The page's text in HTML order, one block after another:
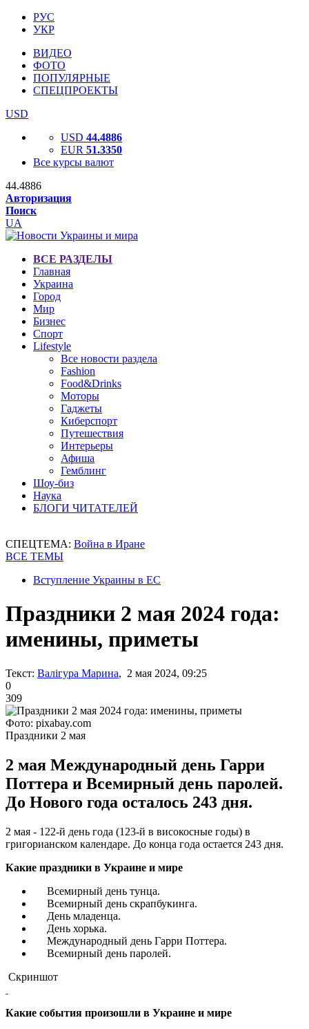
РУС
УКР
ВИДЕО
ФОТО
ПОПУЛЯРНЫЕ
СПЕЦПРОЕКТЫ
USD
USD 44.4886
EUR 51.3350
Все курсы валют
44.4886
Авторизация
Поиск
UA
ВСЕ РАЗДЕЛЫ
Главная
Украина
Город
Мир
Бизнес
Спорт
Lifestyle
Все новости раздела
Fashion
Food&Drinks
Моторы
Гаджеты
Киберспорт
Путешествия
Интерьеры
Афиша
Гемблинг
Шоу-биз
Наука
БЛОГИ ЧИТАТЕЛЕЙ
СПЕЦТЕМА: Война в Иране
ВСЕ ТЕМЫ
Вступление Украины в ЕС
Праздники 2 мая 2024 года:
именины, приметы
Текст: Валігура Марина, 2 мая 2024, 09:25
0
309
Фото: pixabay.com
Праздники 2 мая
2 мая Международный день Гарри
Поттера и Всемирный день паролей.
До Нового года осталось 243 дня.
2 мая - 122-й день года (123-й в високосные годы) в
григорианском календаре. До конца года остается 243 дня.
Какие праздники в Украине и мире
Всемирный день тунца.
Всемирный день скрапбукинга.
День младенца.
День хорька.
Международный день Гарри Поттера.
Всемирный день паролей.
Скриншот
Какие события произошли в Украине и мире